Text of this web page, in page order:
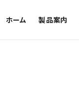
ホーム 製品案内